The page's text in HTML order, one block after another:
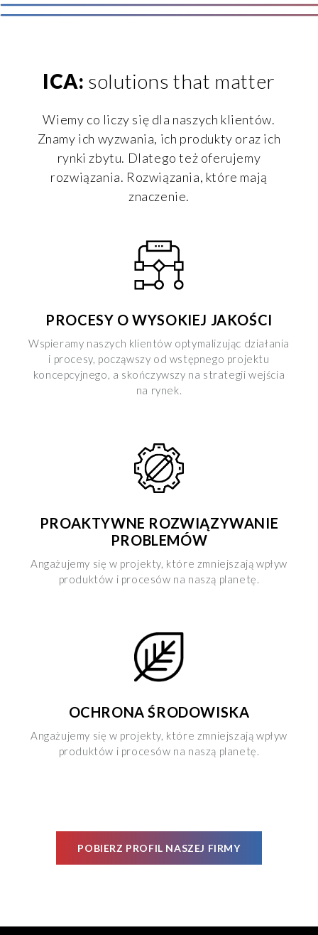
ICA: solutions that matter
Wiemy co liczy się dla naszych klientów.
Znamy ich wyzwania, ich produkty oraz ich
rynki zbytu. Dlatego też oferujemy
rozwiązania. Rozwiązania, które mają
znaczenie.
PROCESY O WYSOKIEJ JAKOŚCI
Wspieramy naszych klientów optymalizując działania
i procesy, począwszy od wstępnego projektu
koncepcyjnego, a skończywszy na strategii wejścia
na rynek.
PROAKTYWNE ROZWIĄZYWANIE
PROBLEMÓW
Angażujemy się w projekty, które zmniejszają wpływ
produktów i procesów na naszą planetę.
OCHRONA ŚRODOWISKA
Angażujemy się w projekty, które zmniejszają wpływ
produktów i procesów na naszą planetę.
POBIERZ PROFIL NASZEJ FIRMY